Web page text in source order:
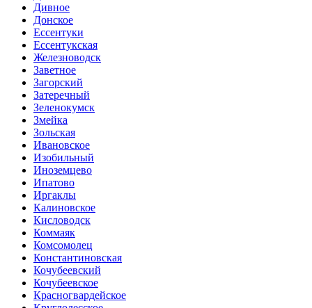
Дивное
Донское
Ессентуки
Ессентукская
Железноводск
Заветное
Загорский
Затеречный
Зеленокумск
Змейка
Зольская
Ивановское
Изобильный
Иноземцево
Ипатово
Иргаклы
Калиновское
Кисловодск
Коммаяк
Комсомолец
Константиновская
Кочубеевский
Кочубеевское
Красногвардейское